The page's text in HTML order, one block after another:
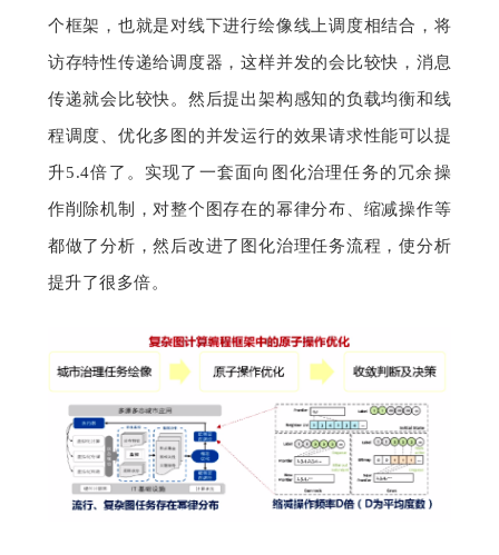
个框架，也就是对线下进行绘像线上调度相结合，将
访存特性传递给调度器，这样并发的会比较快，消息
传递就会比较快。然后提出架构感知的负载均衡和线
程调度、优化多图的并发运行的效果请求性能可以提
升5.4倍了。实现了一套面向图化治理任务的冗余操
作削除机制，对整个图存在的幂律分布、缩减操作等
都做了分析，然后改进了图化治理任务流程，使分析
提升了很多倍。